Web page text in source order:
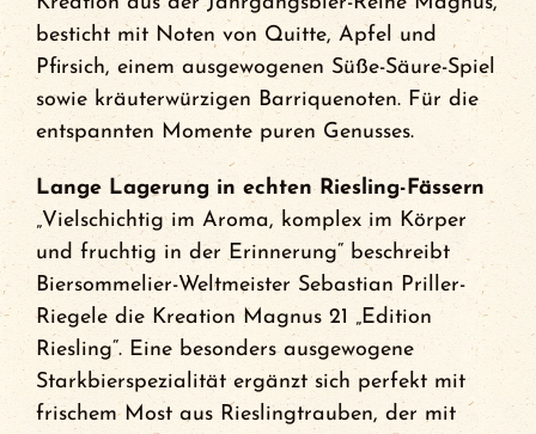
besticht mit Noten von Quitte, Apfel und
Pfirsich, einem ausgewogenen Süße-Säure-Spiel
sowie kräuterwürzigen Barriquenoten. Für die
entspannten Momente puren Genusses.
Lange Lagerung in echten Riesling-Fässern
„Vielschichtig im Aroma, komplex im Körper
und fruchtig in der Erinnerung“ beschreibt
Biersommelier-Weltmeister Sebastian Priller-
Riegele die Kreation Magnus 21 „Edition
Riesling“. Eine besonders ausgewogene
Starkbierspezialität ergänzt sich perfekt mit
frischem Most aus Rieslingtrauben, der mit